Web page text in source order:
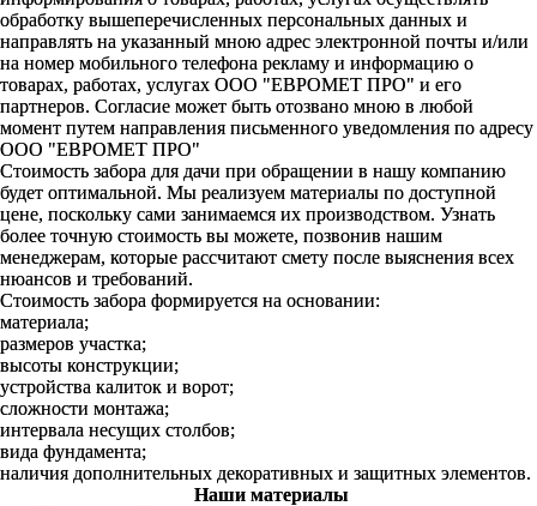
обработку вышеперечисленных персональных данных и
направлять на указанный мною адрес электронной почты и/или
на номер мобильного телефона рекламу и информацию о
товарах, работах, услугах ООО "ЕВРОМЕТ ПРО" и его
партнеров. Согласие может быть отозвано мною в любой
момент путем направления письменного уведомления по адресу
ООО "ЕВРОМЕТ ПРО"
Стоимость забора для дачи при обращении в нашу компанию
будет оптимальной. Мы реализуем материалы по доступной
цене, поскольку сами занимаемся их производством. Узнать
более точную стоимость вы можете, позвонив нашим
менеджерам, которые рассчитают смету после выяснения всех
нюансов и требований.
Стоимость забора формируется на основании:
материала;
размеров участка;
высоты конструкции;
устройства калиток и ворот;
сложности монтажа;
интервала несущих столбов;
вида фундамента;
наличия дополнительных декоративных и защитных элементов.
Наши материалы